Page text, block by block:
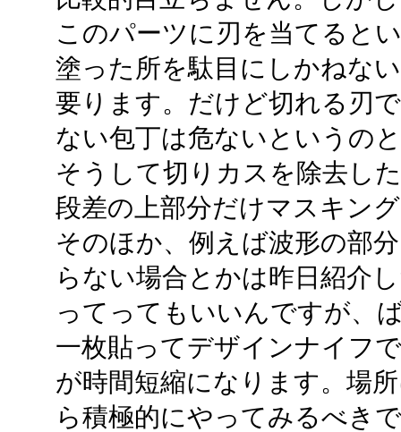
このパーツに刃を当てると
塗った所を駄目にしかねな
要ります。だけど切れる刃
ない包丁は危ないというの
そうして切りカスを除去し
段差の上部分だけマスキン
そのほか、例えば波形の部
らない場合とかは昨日紹介
ってってもいいんですが、
一枚貼ってデザインナイフ
が時間短縮になります。場
ら積極的にやってみるべき